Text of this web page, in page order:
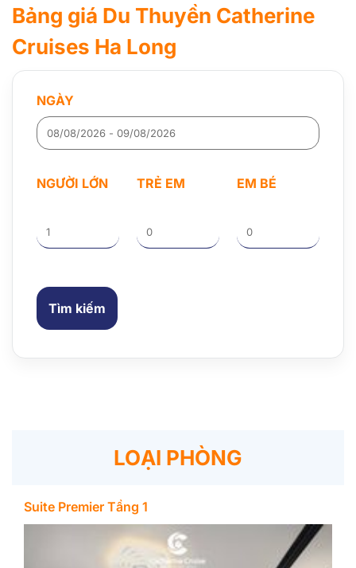
Bảng giá Du Thuyền Catherine
Cruises Ha Long
NGÀY
NGƯỜI LỚN TRẺ EM EM BÉ
Tìm kiếm
LOẠI PHÒNG
Suite Premier Tầng 1